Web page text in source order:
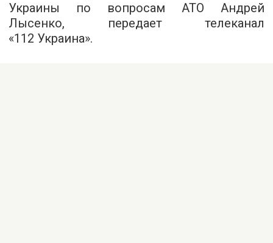
Украины по вопросам АТО Андрей
Лысенко, передает телеканал
«112 Украина».